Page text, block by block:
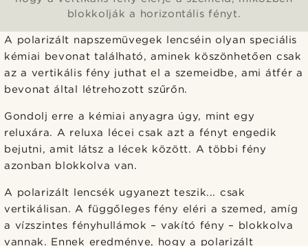
blokkolják a horizontális fényt.
A polarizált napszemüvegek lencséin olyan speciális
kémiai bevonat található, aminek köszönhetően csak
az a vertikális fény juthat el a szemeidbe, ami átfér a
bevonat által létrehozott szűrőn.
Gondolj erre a kémiai anyagra úgy, mint egy
reluxára. A reluxa lécei csak azt a fényt engedik
bejutni, amit látsz a lécek között. A többi fény
azonban blokkolva van.
A polarizált lencsék ugyanezt teszik... csak
vertikálisan. A függőleges fény eléri a szemed, amíg
a vízszintes fényhullámok – vakító fény – blokkolva
vannak. Ennek eredménye, hogy a polarizált